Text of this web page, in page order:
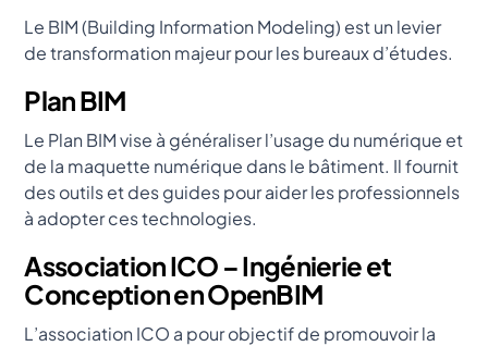
Le BIM (Building Information Modeling) est un levier
de transformation majeur pour les bureaux d’études.
Plan BIM
Le Plan BIM vise à généraliser l’usage du numérique et
de la maquette numérique dans le bâtiment. Il fournit
des outils et des guides pour aider les professionnels
à adopter ces technologies.
Association ICO – Ingénierie et
Conception en OpenBIM
L’association ICO a pour objectif de promouvoir la